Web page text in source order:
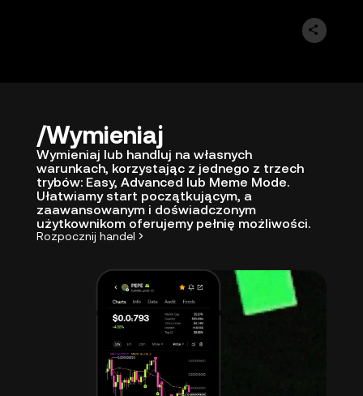
Wymieniaj
Wymieniaj lub handluj na własnych
warunkach, korzystając z jednego z trzech
trybów: Easy, Advanced lub Meme Mode.
Ułatwiamy start początkującym, a
zaawansowanym i doświadczonym
użytkownikom oferujemy pełnię możliwości.
Rozpocznij handel